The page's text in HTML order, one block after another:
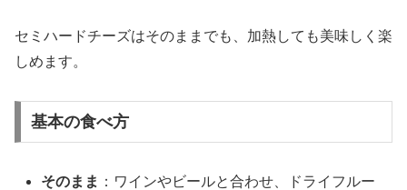
セミハードチーズはそのままでも、加熱しても美味しく楽
しめます。
基本の食べ方
そのまま ：ワインやビールと合わせ、ドライフルー